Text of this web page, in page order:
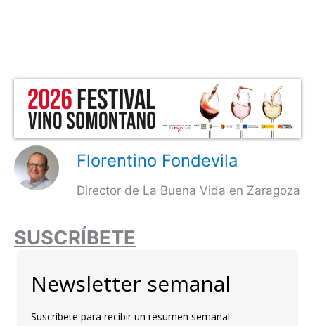
Florentino Fondevila
Director de La Buena Vida en Zaragoza
SUSCRÍBETE
Newsletter semanal
Suscríbete para recibir un resumen semanal